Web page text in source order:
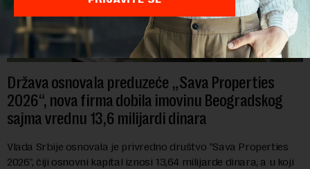
Država osnovala preduzeće „Sava Properties
2026“, nova firma dobila imovinu Beogradskog
sajma vrednu 13,6 milijardi dinara
Vlada Srbije osnovala je privredno društvo "Sava Properties
2026", čiji osnovni kapital iznosi 13,64 milijarde dinara, a u koji